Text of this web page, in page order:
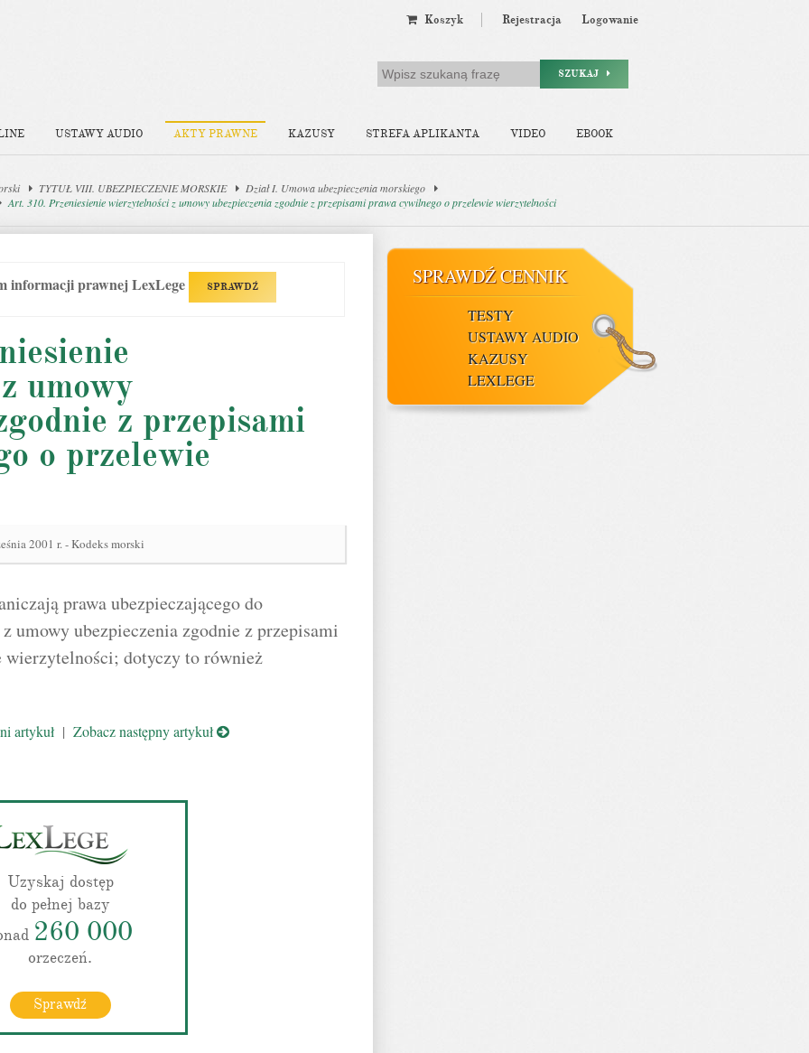
Koszyk Rejestracja Logowanie
SZUKAJ
USTAWY AUDIO AKTY PRAWNE KAZUSY STREFA APLIKANTA VIDEO EBOOK
TYTUŁ VIII. UBEZPIECZENIE MORSKIE
Dział I. Umowa ubezpieczenia morskiego
Art. 310. Przeniesienie wierzytelności z umowy ubezpieczenia zgodnie z przepisami prawa cywilnego o przelewie wierzytelności
informacji prawnej LexLege SPRAWDŹ
umowy
z przepisami
o przelewie
2001 r. - Kodeks morski
prawa ubezpieczającego do
umowy ubezpieczenia zgodnie z przepisami
dotyczy to również
artykuł| Zobacz następny artykuł
Uzyskaj dostęp
do pełnej bazy
260 000
orzeczeń.
Sprawdź
SPRAWDŹ CENNIK
TESTY
USTAWY AUDIO
KAZUSY
LEXLEGE